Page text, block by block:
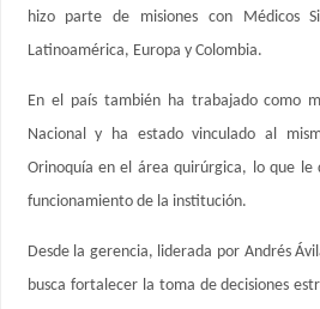
hizo parte de misiones con Médicos
Latinoamérica, Europa y Colombia.
En el país también ha trabajado como
Nacional y ha estado vinculado al
Orinoquía en el área quirúrgica, lo que
funcionamiento de la institución.
Desde la gerencia, liderada por Andrés
busca fortalecer la toma de decisiones